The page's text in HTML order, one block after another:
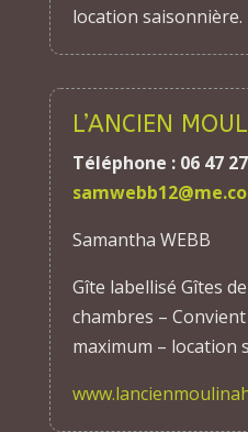
location saisonnière.
L’ANCIEN
Téléphone : 06 47
Samantha WEBB
Gîte labellisé Gîtes
chambres –
maximum – location